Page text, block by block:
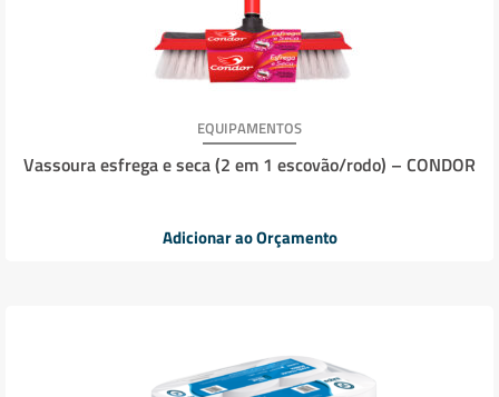
EQUIPAMENTOS
Vassoura esfrega e seca (2 em 1 escovão/rodo) – CONDOR
Adicionar ao Orçamento